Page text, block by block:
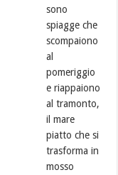
sono
spiagge che
scompaiono
al
pomeriggio
e riappaiono
al tramonto,
il mare
piatto che si
trasforma in
mosso